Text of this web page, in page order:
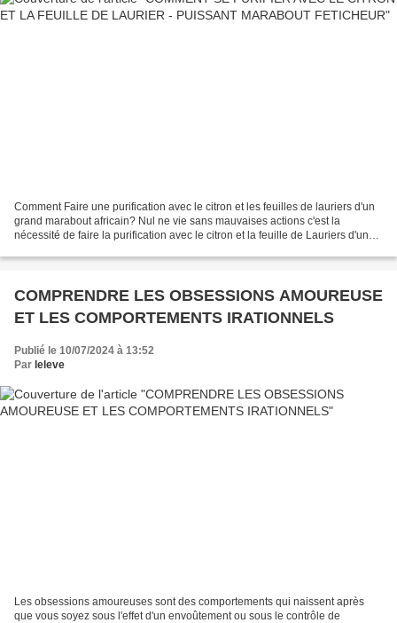
Comment Faire une purification avec le citron et les feuilles de lauriers d'un
grand marabout africain? Nul ne vie sans mauvaises actions c'est la
nécessité de faire la purification avec le citron et la feuille de Lauriers d'un
COMPRENDRE LES OBSESSIONS AMOUREUSE
ET LES COMPORTEMENTS IRATIONNELS
Publié le 10/07/2024 à 13:52
Par leleve
Les obsessions amoureuses sont des comportements qui naissent après
que vous soyez sous l'effet d'un envoûtement ou sous le contrôle de